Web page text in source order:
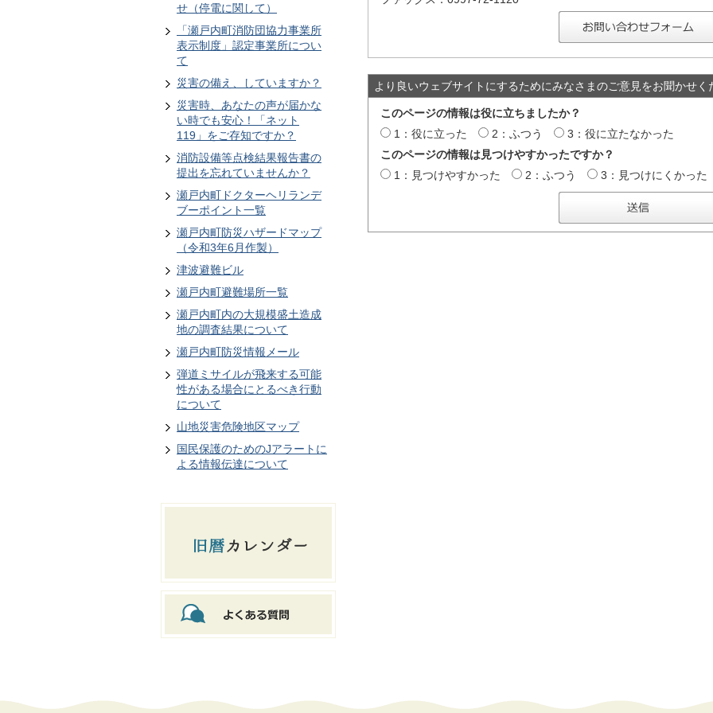
せ（停電に関して）
「瀬戸内町消防団協力事業所
表示制度」認定事業所につい
て
災害の備え、していますか？
災害時、あなたの声が届かな
い時でも安心！「ネット
119」をご存知ですか？
消防設備等点検結果報告書の
提出を忘れていませんか？
瀬戸内町ドクターヘリランデ
ブーポイント一覧
瀬戸内町防災ハザードマップ
（令和3年6月作製）
津波避難ビル
瀬戸内町避難場所一覧
瀬戸内町内の大規模盛土造成
地の調査結果について
瀬戸内町防災情報メール
弾道ミサイルが飛来する可能
性がある場合にとるべき行動
について
山地災害危険地区マップ
国民保護のためのJアラートに
よる情報伝達について
より良いウェブサイトにするためにみなさまのご意見をお聞かせく
このページの情報は役に立ちましたか？
1：役に立った
2：ふつう
3：役に立たなかった
このページの情報は見つけやすかったですか？
1：見つけやすかった
2：ふつう 3：見つけにくかった